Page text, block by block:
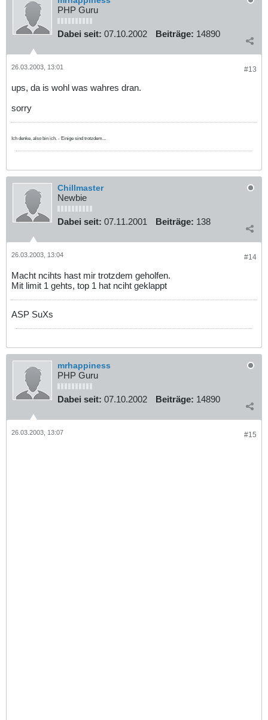
PHP Guru
Dabei seit: 07.10.2002 Beiträge: 14890
#13
26.03.2003, 13:01
ups, da is wohl was wahres dran.
sorry
Ich denke, also bin ich. - Einige sind trotzdem...
Chillmaster
Newbie
Dabei seit: 07.11.2001 Beiträge: 138
#14
26.03.2003, 13:04
Macht ncihts hast mir trotzdem geholfen.
Mit limit 1 gehts, top 1 hat nciht geklappt
ASP SuXs
mrhappiness
PHP Guru
Dabei seit: 07.10.2002 Beiträge: 14890
#15
26.03.2003, 13:07